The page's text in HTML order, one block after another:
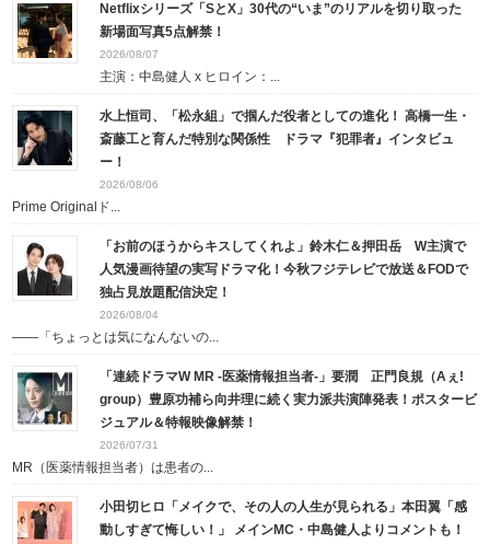
Netflixシリーズ「SとX」30代の“いま”のリアルを切り取った
新場面写真5点解禁！
2026/08/07
主演：中島健人 x ヒロイン：...
水上恒司、「松永組」で掴んだ役者としての進化！ 高橋一生・
斎藤工と育んだ特別な関係性 ドラマ『犯罪者』インタビュ
ー！
2026/08/06
Prime Originalド...
「お前のほうからキスしてくれよ」鈴木仁＆押田岳 W主演で
人気漫画待望の実写ドラマ化！今秋フジテレビで放送＆FODで
独占見放題配信決定！
2026/08/04
――「ちょっとは気になんないの...
「連続ドラマW MR -医薬情報担当者-」要潤 正門良規（Aぇ!
group）豊原功補ら向井理に続く実力派共演陣発表！ポスタービ
ジュアル＆特報映像解禁！
2026/07/31
MR（医薬情報担当者）は患者の...
小田切ヒロ「メイクで、その人の人生が見られる」本田翼「感
動しすぎて悔しい！」 メインMC・中島健人よりコメントも！